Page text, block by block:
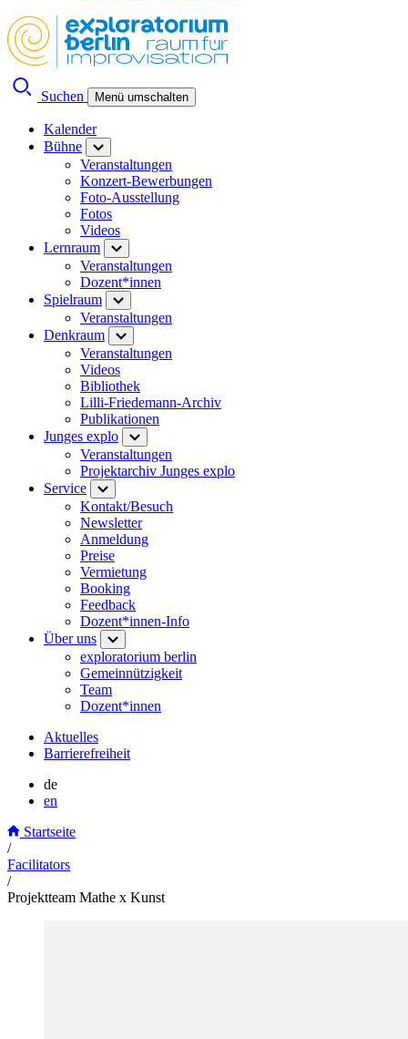
Suchen Menü umschalten
Kalender
Bühne
Veranstaltungen
Konzert-Bewerbungen
Foto-Ausstellung
Fotos
Videos
Lernraum
Veranstaltungen
Dozent*innen
Spielraum
Veranstaltungen
Denkraum
Veranstaltungen
Videos
Bibliothek
Lilli-Friedemann-Archiv
Publikationen
Junges explo
Veranstaltungen
Projektarchiv Junges explo
Service
Kontakt/Besuch
Newsletter
Anmeldung
Preise
Vermietung
Booking
Feedback
Dozent*innen-Info
Über uns
exploratorium berlin
Gemeinnützigkeit
Team
Dozent*innen
Aktuelles
Barrierefreiheit
de
en
Startseite
/
Facilitators
/
Projektteam Mathe x Kunst